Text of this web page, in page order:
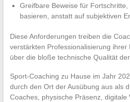
Greifbare Beweise für
basieren, anstatt auf subjektiven
Diese Anforderungen treiben die
verstärkten Professionalisierung ihrer
über die bloße technische Qualität
Sport-Coaching zu Hause im Jahr
durch den Ort der Ausübung aus als
Coaches, physische Präsenz, digitale